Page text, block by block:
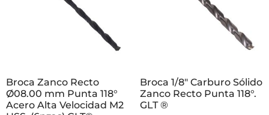
Broca Zanco Recto
Ø08.00 mm Punta 118°
Acero Alta Velocidad M2
Broca 1/8″ Carburo Sólido
Zanco Recto Punta 118°.
GLT ®